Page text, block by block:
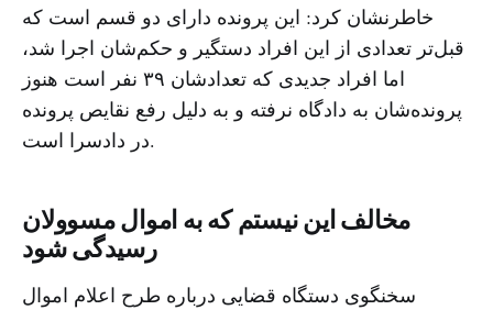
خاطرنشان کرد: این پرونده دارای دو قسم است که
قبل‌تر تعدادی از این افراد دستگیر و حکم‌شان اجرا شد،
اما افراد جدیدی که تعدادشان ۳۹ نفر است هنوز
پرونده‌شان به دادگاه نرفته و به دلیل رفع نقایص پرونده
در دادسرا است.
مخالف این نیستم که به اموال مسوولان
رسیدگی شود
سخنگوی دستگاه قضایی درباره طرح اعلام اموال